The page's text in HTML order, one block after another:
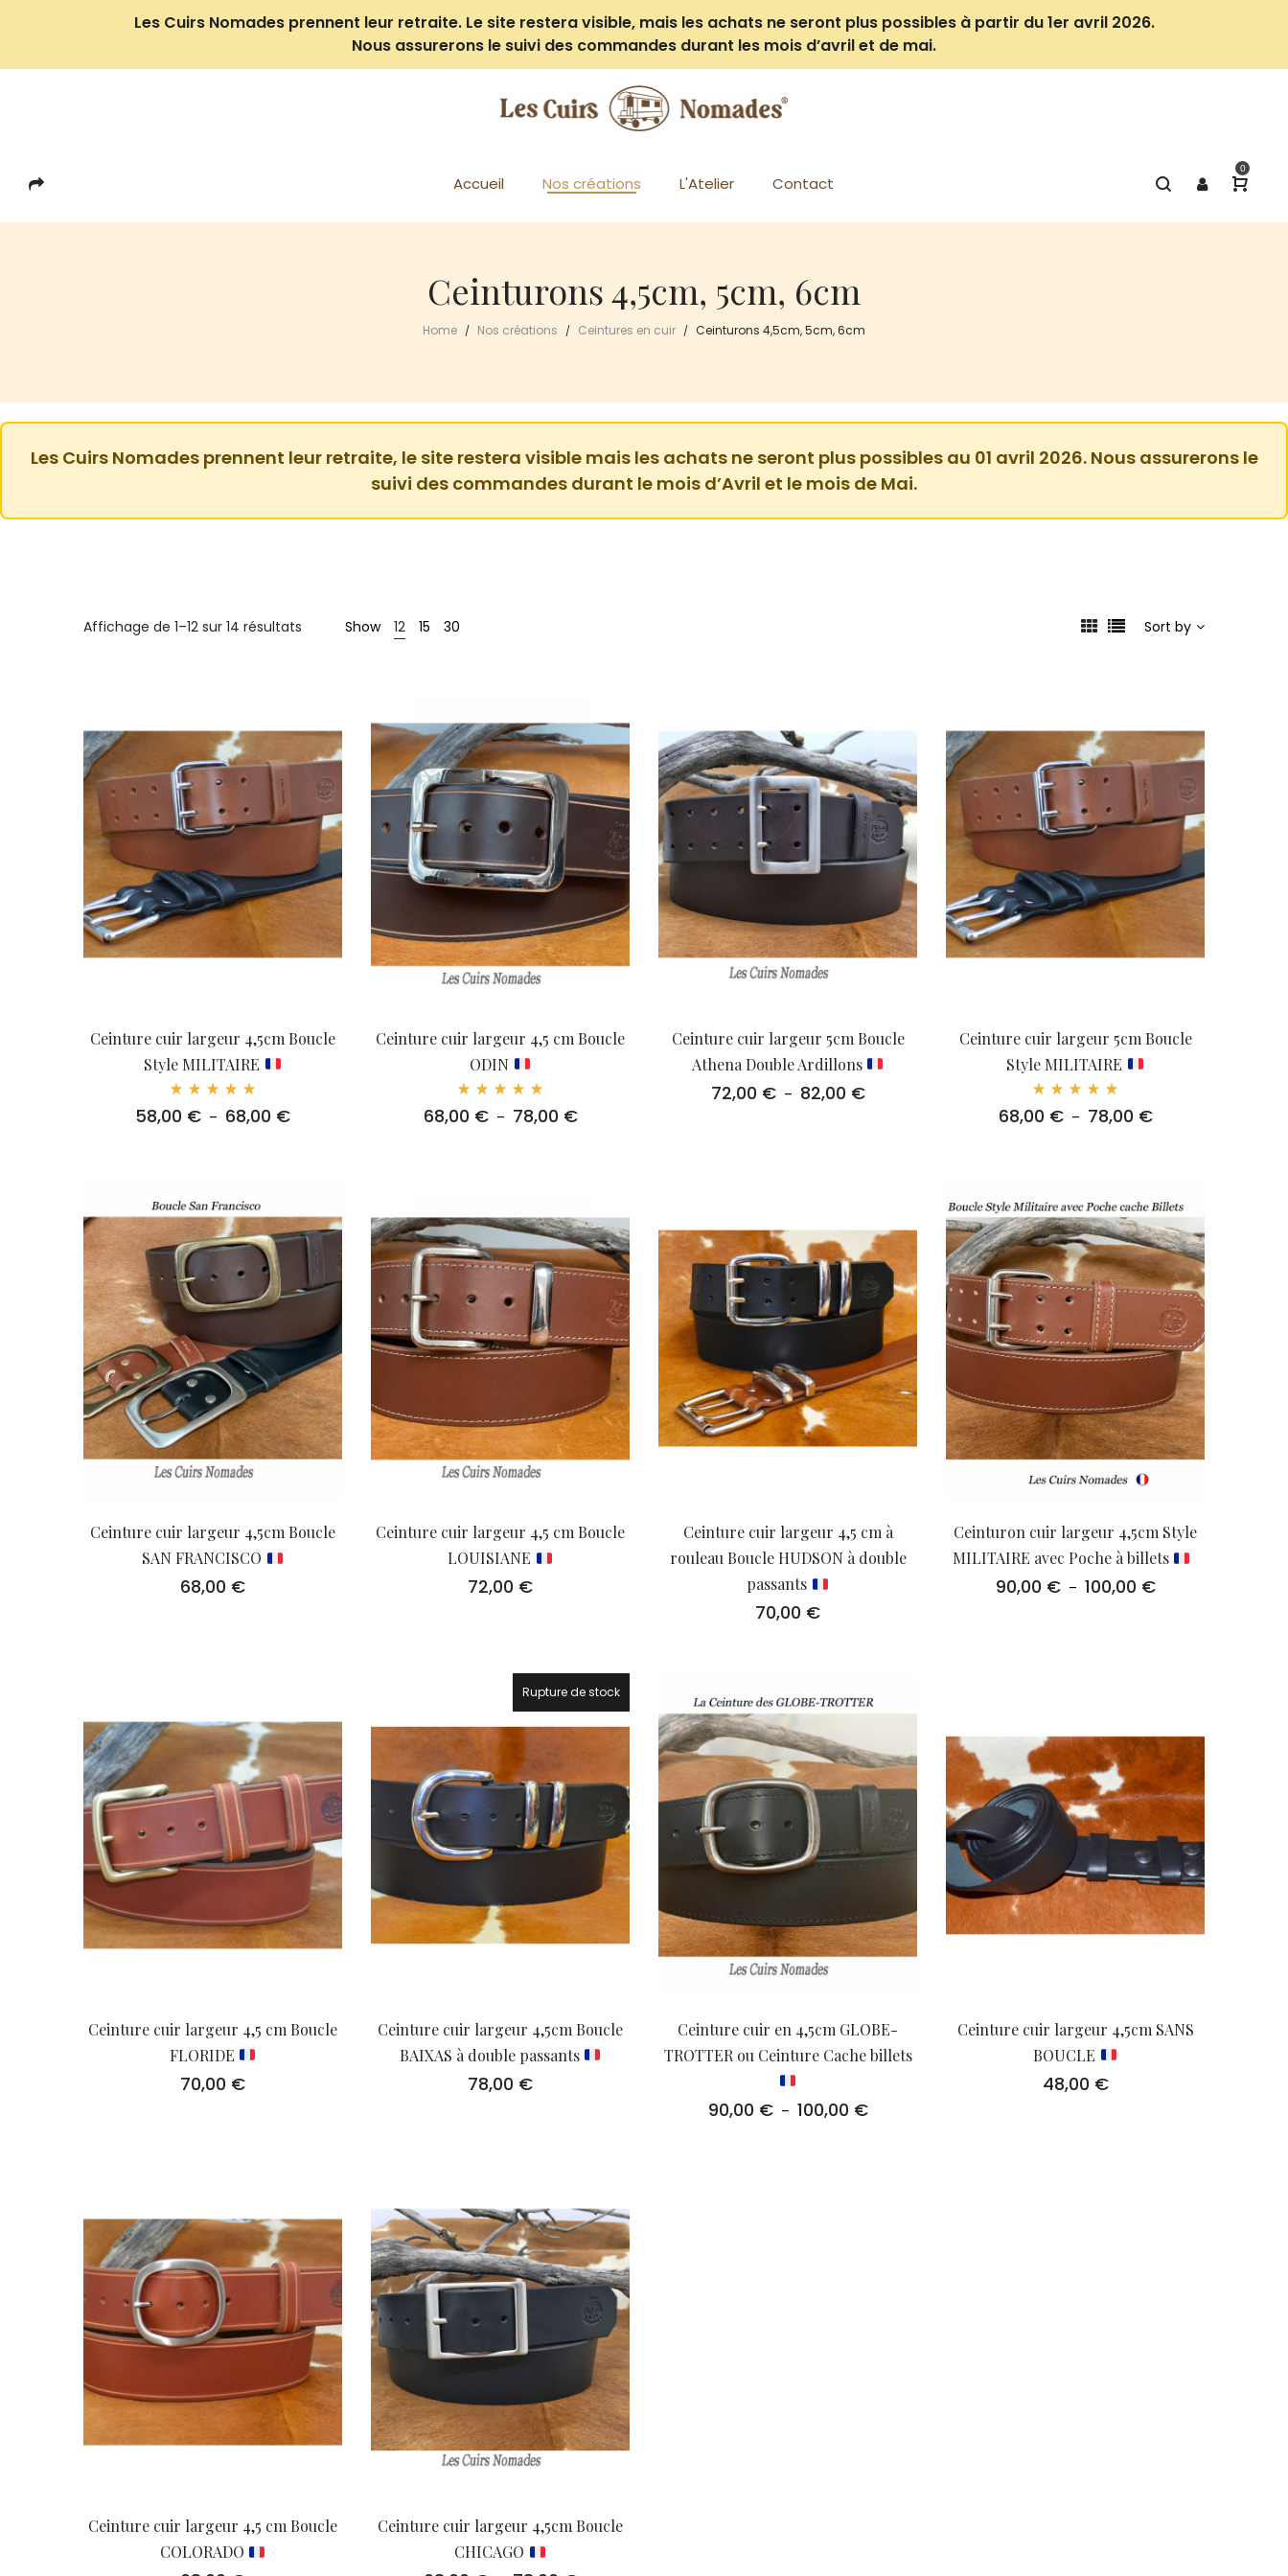
Les Cuirs Nomades prennent leur retraite. Le site restera visible, mais les achats ne seront plus possibles à partir du 1er avril 2026.
Nous assurerons le suivi des commandes durant les mois d’avril et de mai.
Accueil Nos créations L'Atelier Contact
0
Ceinturons 4,5cm, 5cm, 6cm
Home / Nos créations / Ceintures en cuir / Ceinturons 4,5cm, 5cm, 6cm
Les Cuirs Nomades prennent leur retraite, le site restera visible mais les achats ne seront plus possibles au 01 avril 2026. Nous assurerons le
suivi des commandes durant le mois d’Avril et le mois de Mai.
Affichage de 1–12 sur 14 résultats Show 12 15 30 Sort by
Ceinture cuir largeur 4,5cm Boucle
Style MILITAIRE
5.00
58,00 € – 68,00 €Plage
Ceinture cuir largeur 4,5 cm Boucle
ODIN
5.00
68,00 € – 78,00 €Plage
Ceinture cuir largeur 5cm Boucle
Athena Double Ardillons
72,00 € – 82,00 €Plage
Ceinture cuir largeur 5cm Boucle
Style MILITAIRE
5.00
68,00 € – 78,00 €Plage
78,00 €
Ceinture cuir largeur 4,5cm Boucle
SAN FRANCISCO
68,00 €
Ceinture cuir largeur 4,5 cm Boucle
LOUISIANE
72,00 €
Ceinture cuir largeur 4,5 cm à
rouleau Boucle HUDSON à double
passants
70,00 €
Ceinturon cuir largeur 4,5cm Style
MILITAIRE avec Poche à billets
90,00 € – 100,00 €Plage
Ceinture cuir largeur 4,5 cm Boucle
FLORIDE
70,00 €
Rupture de stock
Ceinture cuir largeur 4,5cm Boucle
BAIXAS à double passants
78,00 €
Ceinture cuir en 4,5cm GLOBE-
TROTTER ou Ceinture Cache billets
90,00 € – 100,00 €Plage
Ceinture cuir largeur 4,5cm SANS
BOUCLE
48,00 €
Ceinture cuir largeur 4,5 cm Boucle
COLORADO
Ceinture cuir largeur 4,5cm Boucle
CHICAGO